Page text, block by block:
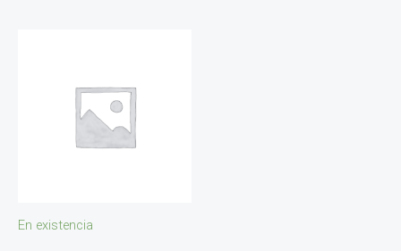
En existencia